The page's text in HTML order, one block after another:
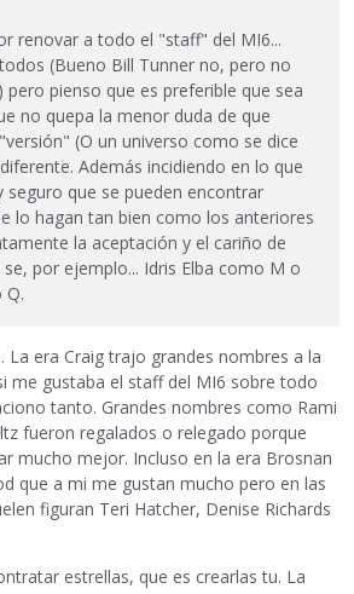
renovar a todo el "staff" del MI6...
(Bueno Bill Tunner no, pero no
pienso que es preferible que sea
no quepa la menor duda de que
(O un universo como se dice
Además incidiendo en lo que
seguro que se pueden encontrar
lo hagan tan bien como los anteriores
la aceptación y el cariño de
por ejemplo... Idris Elba como M o
Q.
La era Craig trajo grandes nombres a la
me gustaba el staff del MI6 sobre todo
tanto. Grandes nombres como Rami
fueron regalados o relegado porque
mucho mejor. Incluso en la era Brosnan
que a mi me gustan mucho pero en las
figuran Teri Hatcher, Denise Richards
estrellas, que es crearlas tu. La